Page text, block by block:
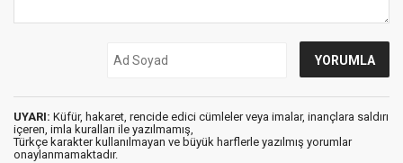
UYARI: Küfür, hakaret, rencide edici cümleler veya imalar, inançlara saldırı
içeren, imla kuralları ile yazılmamış,
Türkçe karakter kullanılmayan ve büyük harflerle yazılmış yorumlar
onaylanmamaktadır.